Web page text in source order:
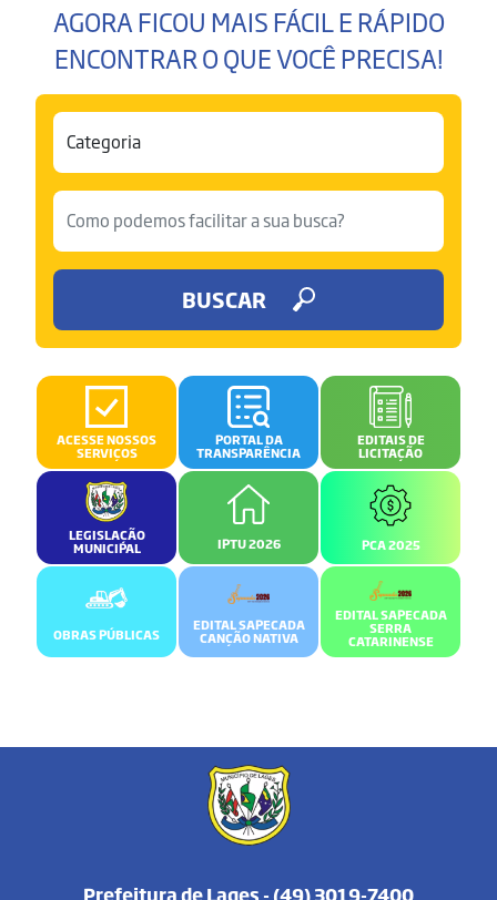
AGORA FICOU MAIS FÁCIL E RÁPIDO
ENCONTRAR O QUE VOCÊ PRECISA!
BUSCAR
ACESSE NOSSOS
SERVIÇOS
PORTAL DA
TRANSPARÊNCIA
EDITAIS DE
LICITAÇÃO
LEGISLAÇÃO
MUNICIPAL IPTU 2026 PCA 2025
OBRAS PÚBLICAS
EDITAL SAPECADA
CANÇÃO NATIVA
EDITAL SAPECADA
SERRA
CATARINENSE